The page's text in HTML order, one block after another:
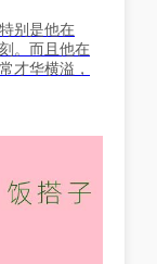
别是他在
。而且他在
才华横溢，